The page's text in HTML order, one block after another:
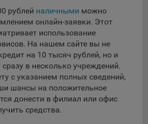
сеть (Yandex Mobile Ads, ADFOX) -
рекламы. Адрес: Yandex
4, CH-6005 Luzern, Switzerland.
показа контекстной рекламы,
компанией Google Ireland Ltd, Gordon
Dublin 4, D04E5W5 Ireland.
мои изменения
рублей наличными можно
онлайн-заявки. Этот
использование
На нашем сайте вы не
на 10 тысяч рублей, но и
сразу в несколько учреждений.
с указанием полных сведений,
шансы на положительное
донести в филиал или офис
средства.